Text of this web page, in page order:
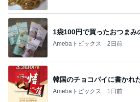
1袋100円で買ったおつまみ
Amebaトピックス 2日前
韓国のチョコパイに書かれ
Amebaトピックス 1日前